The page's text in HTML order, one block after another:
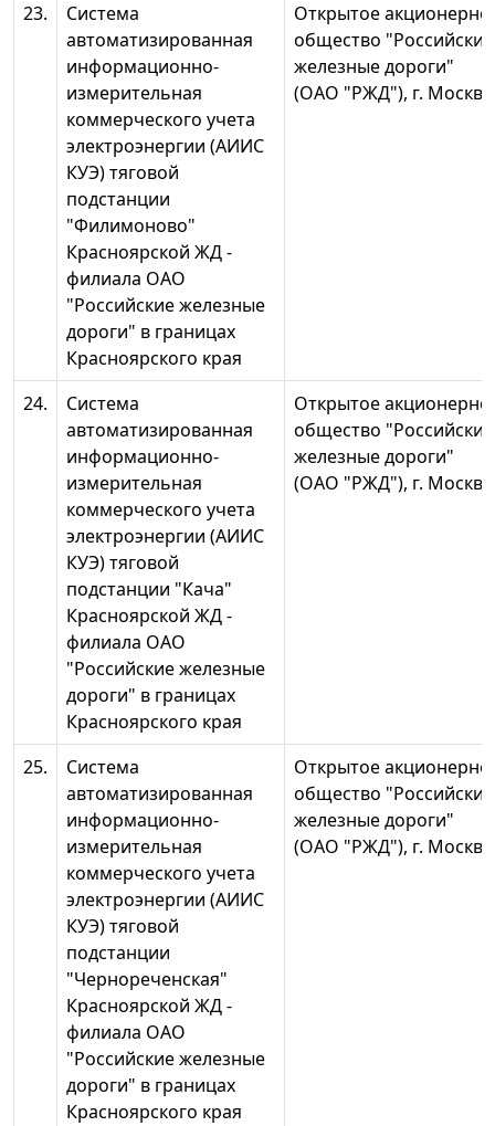
23.
Система
автоматизированная
информационно-
измерительная
коммерческого учета
электроэнергии (АИИС
КУЭ) тяговой
подстанции
"Филимоново"
Красноярской ЖД -
филиала ОАО
"Российские железные
дороги" в границах
Красноярского края
Открытое
общество "Российские
железные дороги"
(ОАО "РЖД"), г. Москва
24.
Система
автоматизированная
информационно-
измерительная
коммерческого учета
электроэнергии (АИИС
КУЭ) тяговой
подстанции "Кача"
Красноярской ЖД -
филиала ОАО
"Российские железные
дороги" в границах
Красноярского края
Открытое
общество "Российские
железные дороги"
(ОАО "РЖД"), г. Москва
25.
Система
автоматизированная
информационно-
измерительная
коммерческого учета
электроэнергии (АИИС
КУЭ) тяговой
подстанции
"Чернореченская"
Красноярской ЖД -
филиала ОАО
"Российские железные
дороги" в границах
Красноярского края
Открытое
общество "Российские
железные дороги"
(ОАО "РЖД"), г. Москва